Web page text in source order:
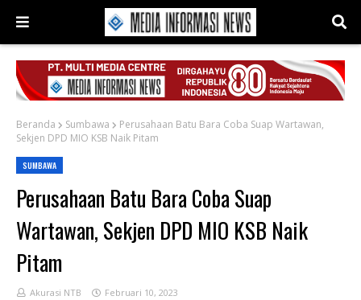
Beranda Sumbawa
Perusahaan Batu Bara Coba Suap Wartawan,
Sekjen DPD MIO KSB Naik Pitam
SUMBAWA
Perusahaan Batu Bara Coba Suap
Wartawan, Sekjen DPD MIO KSB Naik
Pitam
Akurasi NTB Februari 10, 2023